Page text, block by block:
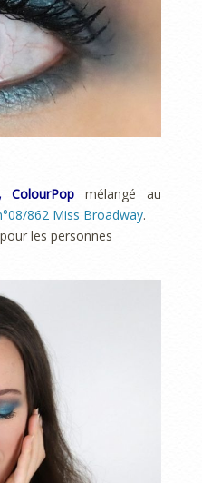
ColourPop mélangé au
862 Miss Broadway.
les personnes